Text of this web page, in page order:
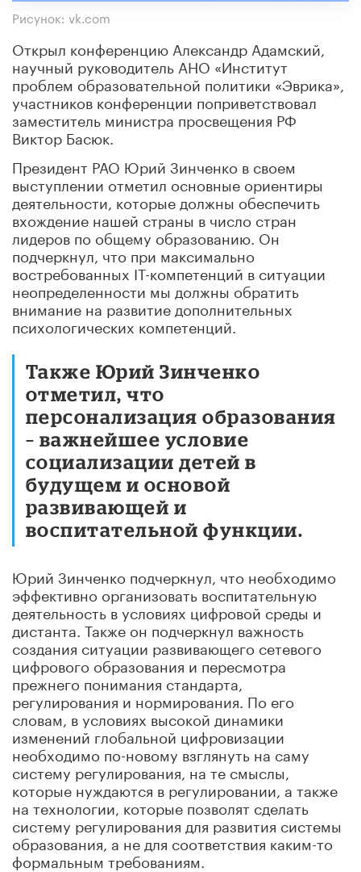
Рисунок: vk.com
Открыл конференцию Александр Адамский,
научный руководитель АНО «Институт
проблем образовательной политики «Эврика»,
участников конференции поприветствовал
заместитель министра просвещения РФ
Виктор Басюк.
Президент РАО Юрий Зинченко в своем
выступлении отметил основные ориентиры
деятельности, которые должны обеспечить
вхождение нашей страны в число стран
лидеров по общему образованию. Он
подчеркнул, что при максимально
востребованных IT-компетенций в ситуации
неопределенности мы должны обратить
внимание на развитие дополнительных
психологических компетенций.
Также Юрий Зинченко
отметил, что
персонализация образования
– важнейшее условие
социализации детей в
будущем и основой
развивающей и
воспитательной функции.
Юрий Зинченко подчеркнул, что необходимо
эффективно организовать воспитательную
деятельность в условиях цифровой среды и
дистанта. Также он подчеркнул важность
создания ситуации развивающего сетевого
цифрового образования и пересмотра
прежнего понимания стандарта,
регулирования и нормирования. По его
словам, в условиях высокой динамики
изменений глобальной цифровизации
необходимо по-новому взглянуть на саму
систему регулирования, на те смыслы,
которые нуждаются в регулировании, а также
на технологии, которые позволят сделать
систему регулирования для развития системы
образования, а не для соответствия каким-то
формальным требованиям.